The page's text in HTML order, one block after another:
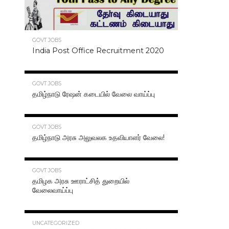
GOVT JOBS
India Post Office Recruitment 2020
GOVT JOBS
தமிழ்நாடு ரேஷன் கடையில் வேலை வாய்ப்பு
GOVT JOBS
தமிழ்நாடு அரசு அலுவலக உதவியாளர் வேலை!
GOVT JOBS
தமிழக அரசு ஊராட்சித் துறையில்
வேலைவாய்ப்பு
UNCATEGORIZED